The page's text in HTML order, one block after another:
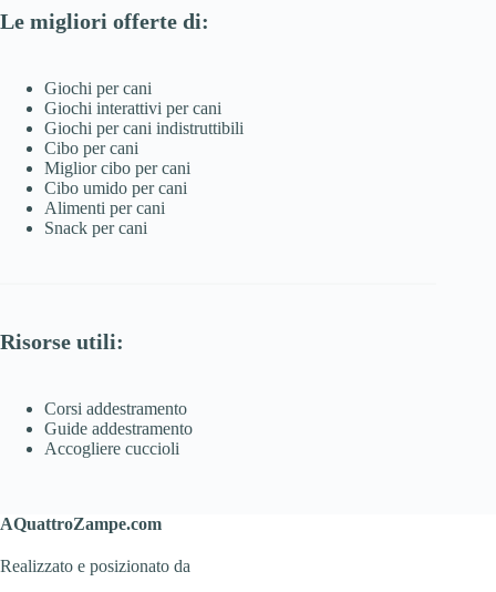
Le migliori offerte di:
Giochi per cani
Giochi interattivi per cani
Giochi per cani indistruttibili
Cibo per cani
Miglior cibo per cani
Cibo umido per cani
Alimenti per cani
Snack per cani
Risorse utili:
Corsi addestramento
Guide addestramento
Accogliere cuccioli
AQuattroZampe.com
Realizzato e posizionato da